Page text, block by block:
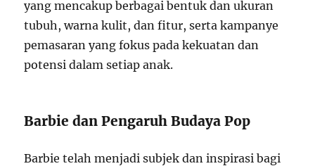
yang mencakup berbagai bentuk dan ukuran
tubuh, warna kulit, dan fitur, serta kampanye
pemasaran yang fokus pada kekuatan dan
potensi dalam setiap anak.
Barbie dan Pengaruh Budaya Pop
Barbie telah menjadi subjek dan inspirasi bagi